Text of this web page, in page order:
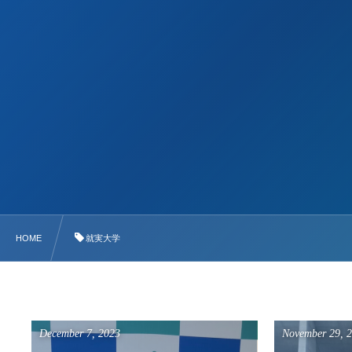
HOME 就実大学
December 7,2023 November 29,